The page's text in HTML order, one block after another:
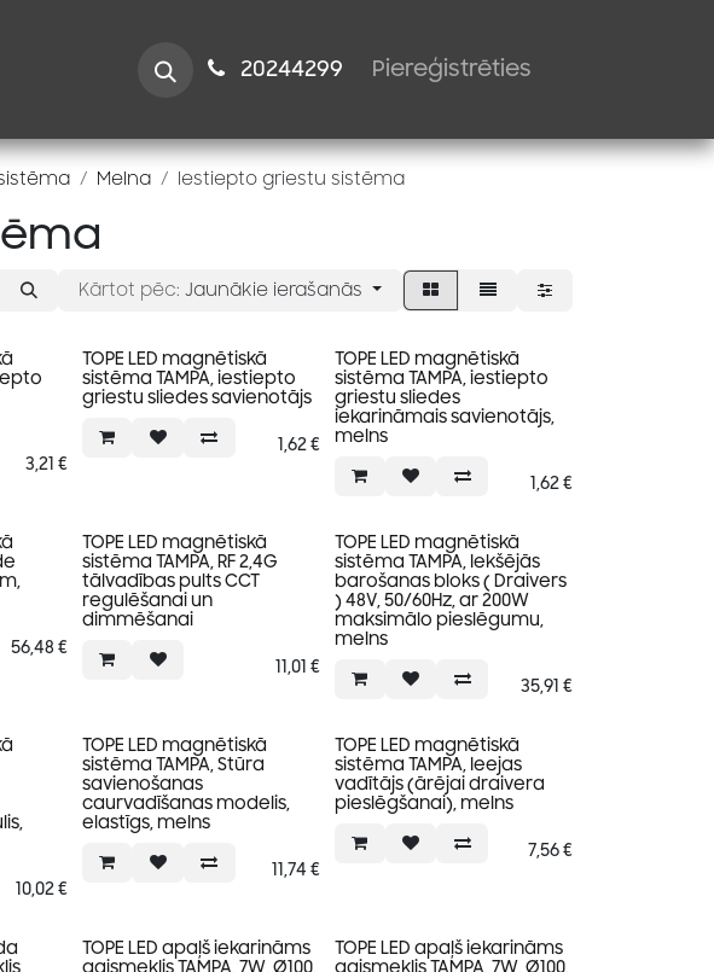
Speciālistiem 2024​​4299 Piereģistrēties
Melna Iestiepto griestu sistēma
Kārtot pēc: Jaunākie ierašanās
3,21 €
TOPE LED magnētiskā
sistēma TAMPA, iestiepto
griestu sliedes savienotājs
1,62€
TOPE LED magnētiskā
sistēma TAMPA, iestiepto
griestu sliedes
iekarināmais savienotājs,
melns
1,62€
56,48 €
TOPE LED magnētiskā
sistēma TAMPA, RF 2,4G
tālvadības pults CCT
regulēšanai un
dimmēšanai
11,01 €
TOPE LED magnētiskā
sistēma TAMPA, Iekšējās
barošanas bloks ( Draivers
) 48V, 50/60Hz, ar 200W
maksimālo pieslēgumu,
melns
35,91 €
10,02€
TOPE LED magnētiskā
sistēma TAMPA, Stūra
savienošanas
caurvadīšanas modelis,
elastīgs, melns
11,74 €
TOPE LED magnētiskā
sistēma TAMPA, Ieejas
vadītājs (ārējai draivera
pieslēgšanai), melns
7,56€
TOPE LED apaļš iekarināms
gaismeklis TAMPA, 7W, Ø100,
TOPE LED apaļš iekarināms
gaismeklis TAMPA, 7W, Ø100,